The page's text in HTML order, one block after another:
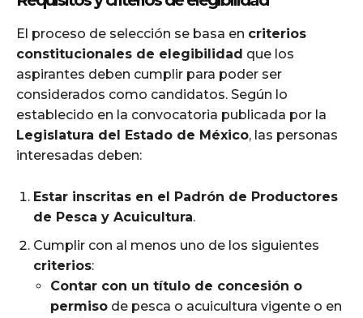
El proceso de selección se basa en criterios
constitucionales de elegibilidad que los
aspirantes deben cumplir para poder ser
considerados como candidatos. Según lo
establecido en la convocatoria publicada por la
Legislatura del Estado de México, las personas
interesadas deben:
Estar inscritas en el Padrón de Productores
de Pesca y Acuicultura.
Cumplir con al menos uno de los siguientes
criterios:
Contar con un título de concesión o
permiso de pesca o acuicultura vigente o en